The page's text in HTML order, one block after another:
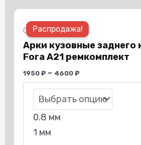
Распродажа!
Chery
Арки кузовные заднего
Fora A21 ремкомплект
1950₽ – 4600₽
0.8 мм
1 мм